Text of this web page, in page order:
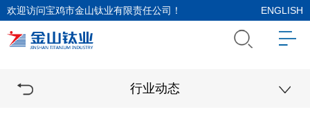
欢迎访问宝鸡市金山钛业有限责任公司！ ENGLISH
行业动态